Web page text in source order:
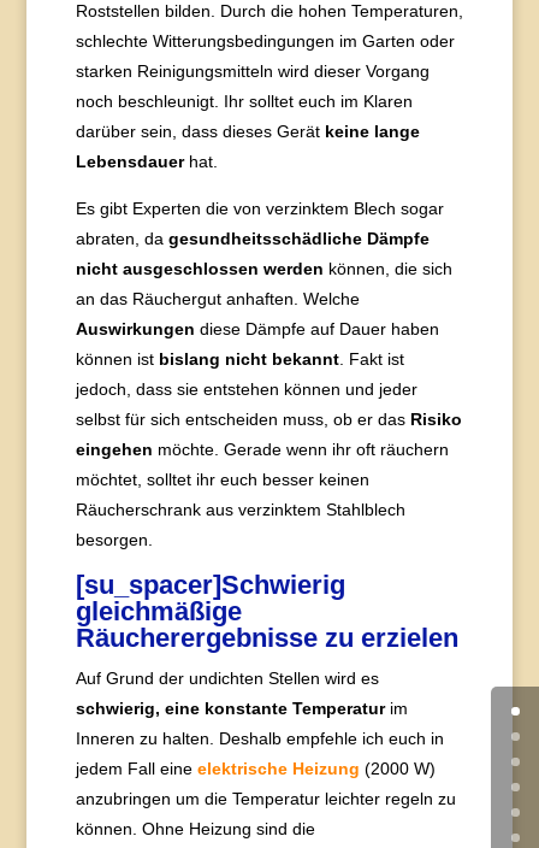
Roststellen bilden. Durch die hohen Temperaturen,
schlechte Witterungsbedingungen im Garten oder
starken Reinigungsmitteln wird dieser Vorgang
noch beschleunigt. Ihr solltet euch im Klaren
darüber sein, dass dieses Gerät keine lange
Lebensdauerhat.
Es gibt Experten die von verzinktem Blech sogar
abraten, da gesundheitsschädliche Dämpfe
nicht ausgeschlossen werden können, die sich
an das Räuchergut anhaften. Welche
Auswirkungen diese Dämpfe auf Dauer haben
können ist bislang nicht bekannt. Fakt ist
jedoch, dass sie entstehen können und jeder
selbst für sich entscheiden muss, ob er das Risiko
eingehen möchte. Gerade wenn ihr oft räuchern
möchtet, solltet ihr euch besser keinen
Räucherschrank aus verzinktem Stahlblech
besorgen.
[su_spacer]Schwierig
gleichmäßige
Räucherergebnisse zu erzielen
Auf Grund der undichten Stellen wird es
schwierig, eine konstante Temperaturim
Inneren zu halten. Deshalb empfehle ich euch in
jedem Fall eine elektrische Heizung (2000 W)
anzubringen um die Temperatur leichter regeln zu
können. Ohne Heizung sind die